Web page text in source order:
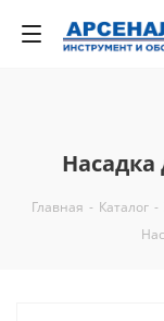
Насадка
Главная - Каталог -